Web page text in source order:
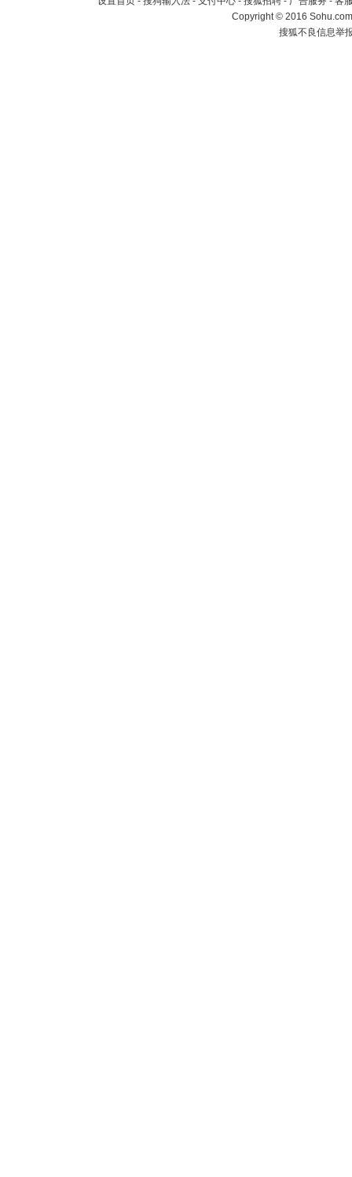
Copyright©2016
搜狐不良信息举